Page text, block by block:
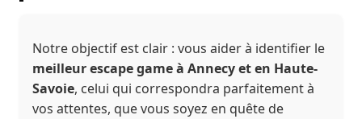
Notre objectif est clair : vous aider à identifier le
meilleur escape game à Annecy et en Haute-
Savoie, celui qui correspondra parfaitement à
vos attentes, que vous soyez en quête de